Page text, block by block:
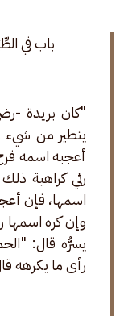
باب في
"كان بريدة -
يتطير من شيء
أعجبه اسمه
رئي كراهية
اسمها، فإن
وإن كره اسمها
يسرُّه قال:
رأى ما يكرهه